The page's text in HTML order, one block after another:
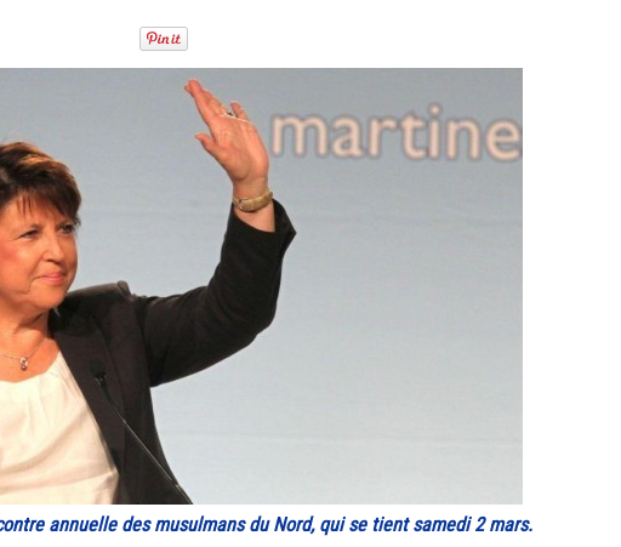
annuelle des musulmans du Nord, qui se tient samedi 2 mars.